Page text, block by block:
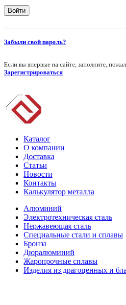
Забыли свой пароль?
Если вы впервые на сайте, заполните,
Зарегистрироваться
Каталог
О компании
Доставка
Статьи
Новости
Контакты
Калькулятор металла
Алюминий
Электротехническая сталь
Нержавеющая сталь
Специальные стали и сплавы
Бронза
Дюралюминий
Жаропрочные сплавы
Изделия из драгоценных и